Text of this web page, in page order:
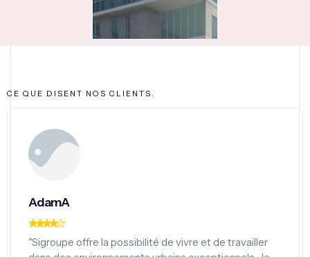
CE QUE DISENT NOS CLIENTS.
Fatou Diop
Enseignante